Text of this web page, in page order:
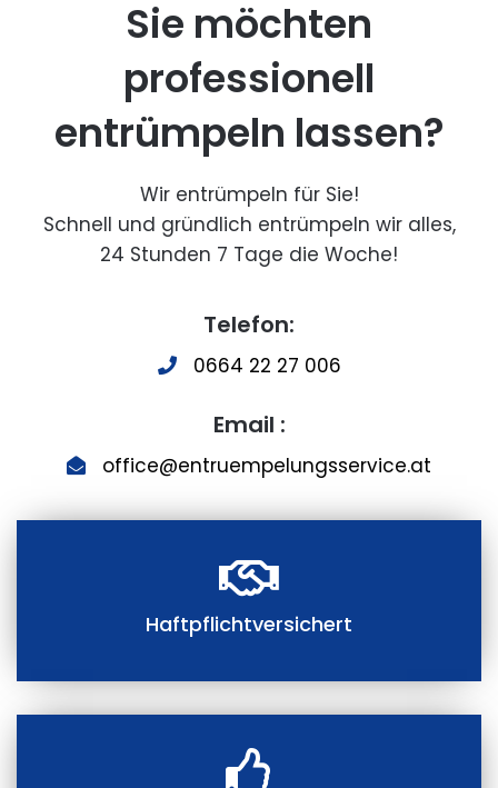
Sie möchten
professionell
entrümpeln lassen?
Wir entrümpeln für Sie!
Schnell und gründlich entrümpeln wir alles,
24 Stunden 7 Tage die Woche!
Telefon:
0664 22 27 006
Email :
office@entruempelungsservice.at
Haftpflichtversichert